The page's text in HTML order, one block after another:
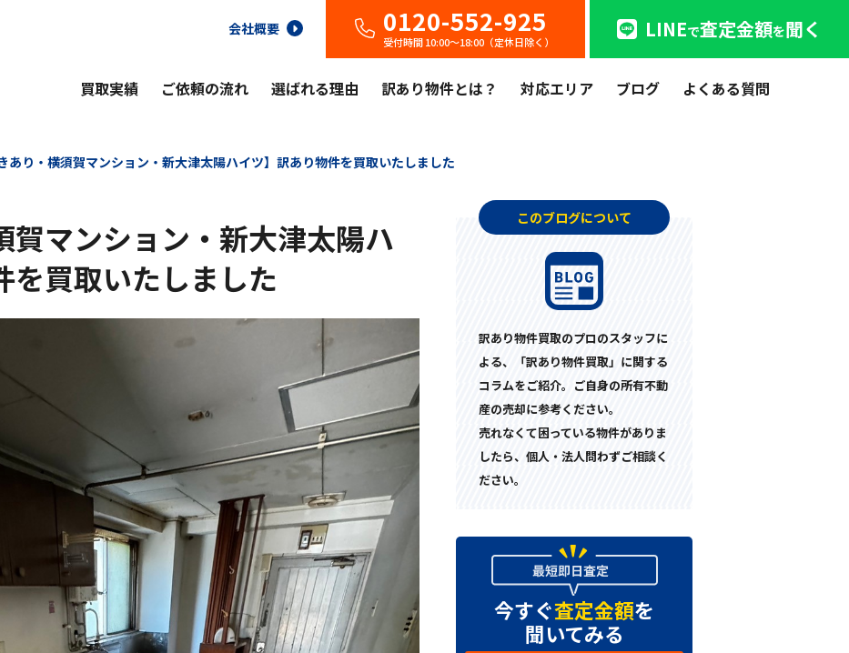
買取実績 ご依頼の流れ 選ばれる理由 訳あり物件とは？ 対応エリア ブログ よくある質問
会社概要 0120-552-925
受付時間 10:00〜18:00（定休日除く） LINEで査定金額を聞く
きあり・横須賀マンション・新大津太陽ハイツ】訳あり物件を買取いたしました
賀マンション・新大津太陽ハ
を買取いたしました
このブログについて
訳あり物件買取のプロのスタッフに
よる、「訳あり物件買取」に関する
コラムをご紹介。ご自身の所有不動
産の売却に参考ください。
売れなくて困っている物件がありま
したら、個人・法人問わずご相談く
ださい。
今すぐ査定金額を
聞いてみる